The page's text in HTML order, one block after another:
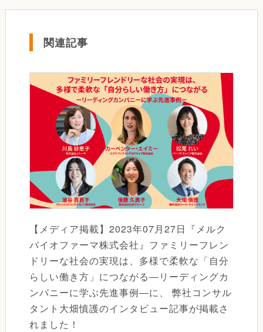
関連記事
【メディア掲載】2023年07月27日『メルク
バイオファーマ株式会社』ファミリーフレン
ドリーな社会の実現は、多様で柔軟な「自分
らしい働き方」につながる―リーディングカ
ンパニーに学ぶ先進事例―に、 弊社コンサル
タント大畑慎護のインタビュー記事が掲載さ
れました！